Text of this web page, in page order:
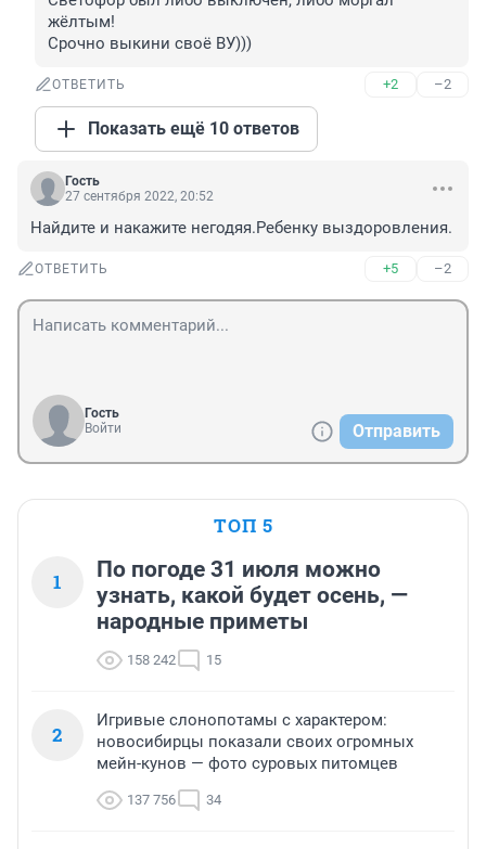
жёлтым!
Срочно выкини своё ВУ)))
ОТВЕТИТЬ +2 –2
Показать ещё 10 ответов
Гость
27 сентября 2022, 20:52
Найдите и накажите негодяя.Ребенку выздоровления.
ОТВЕТИТЬ +5 –2
Гость
Войти
Отправить
ТОП 5
1
По погоде 31 июля можно
узнать, какой будет осень, —
народные приметы
158 242 15
2
Игривые слонопотамы с характером:
новосибирцы показали своих огромных
мейн-кунов — фото суровых питомцев
137 756 34